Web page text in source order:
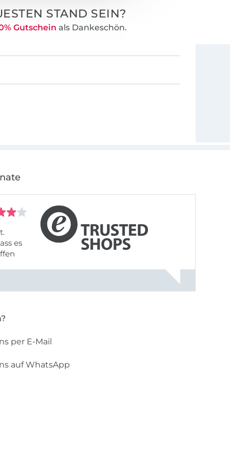
STAND SEIN?
Gutschein als Dankeschön.
es
per E-Mail
auf WhatsApp